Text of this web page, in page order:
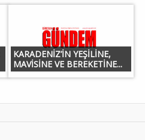
KARADENİZ’İN YEŞİLİNE,
MAVİSİNE VE BEREKETİNE...